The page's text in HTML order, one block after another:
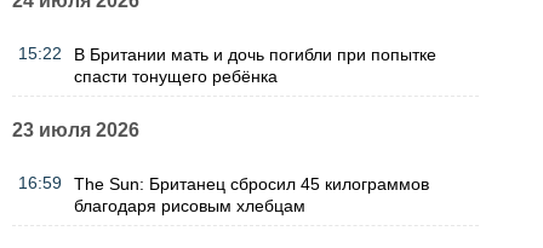
15:22
В Британии мать и дочь погибли при попытке
спасти тонущего ребёнка
23 июля 2026
16:59
The Sun: Британец сбросил 45 килограммов
благодаря рисовым хлебцам